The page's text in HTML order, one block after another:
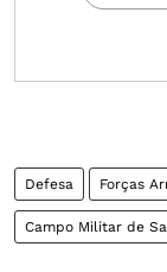
Defesa Forças
Campo Militar de